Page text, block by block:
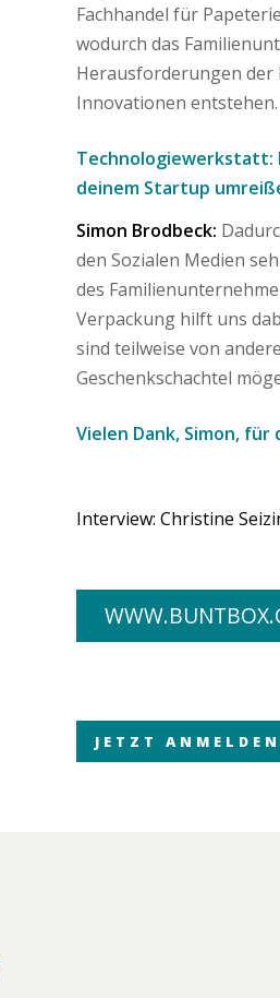
Fachhandel für
wodurch das
Herausforderungen der
Innovationen entstehen.
Technologiewerkstatt:
deinem Startup
Simon Brodbeck:
den Sozialen Medien
des
Verpackung hilft uns
sind teilweise von
Geschenkschachtel
Vielen Dank, Simon,
Interview: Christine
JETZT ANMELDEN